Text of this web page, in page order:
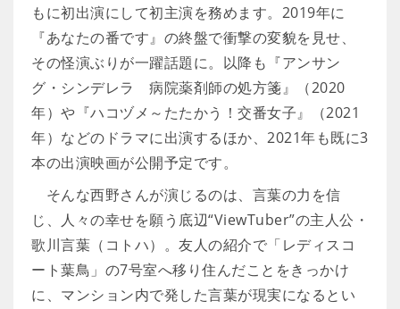
もに初出演にして初主演を務めます。2019年に
『あなたの番です』の終盤で衝撃の変貌を見せ、
その怪演ぶりが一躍話題に。以降も『アンサン
グ・シンデレラ 病院薬剤師の処方箋』（2020
年）や『ハコヅメ～たたかう！交番女子』（2021
年）などのドラマに出演するほか、2021年も既に3
本の出演映画が公開予定です。
そんな西野さんが演じるのは、言葉の力を信
じ、人々の幸せを願う底辺“ViewTuber”の主人公・
歌川言葉（コトハ）。友人の紹介で「レディスコ
ート葉鳥」の7号室へ移り住んだことをきっかけ
に、マンション内で発した言葉が現実になるとい